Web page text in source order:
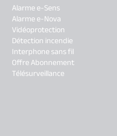
Alarme e-Sens
Alarme e-Nova
Vidéoprotection
Détection incendie
Interphone sans fil
Offre Abonnement
Télésurveillance